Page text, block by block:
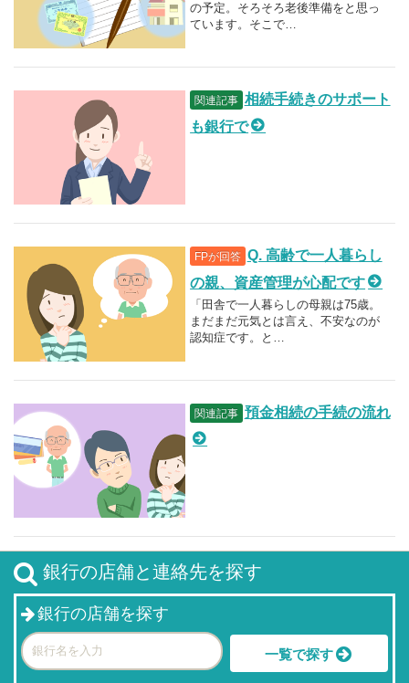
の予定。そろそろ老後準備をと思っ
ています。そこで…
関連記事 相続手続きのサポート
も銀行で
FPが回答 Q. 高齢で一人暮らし
の親、資産管理が心配です
「田舎で一人暮らしの母親は75歳。
まだまだ元気とは言え、不安なのが
認知症です。と…
関連記事 預金相続の手続の流れ
銀行の店舗と連絡先を探す
銀行の店舗を探す
一覧で探す